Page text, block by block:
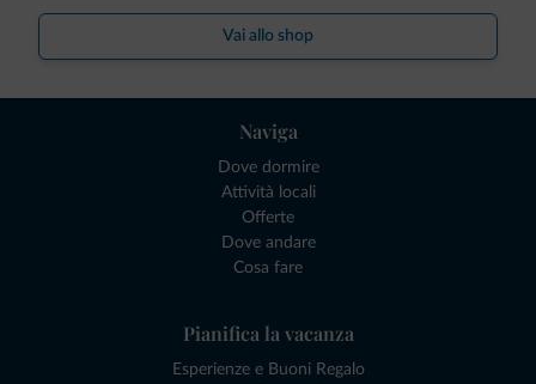
Vai allo shop
Naviga
Dove dormire
Attività locali
Offerte
Dove andare
Cosa fare
Pianifica la vacanza
Esperienze e Buoni Regalo